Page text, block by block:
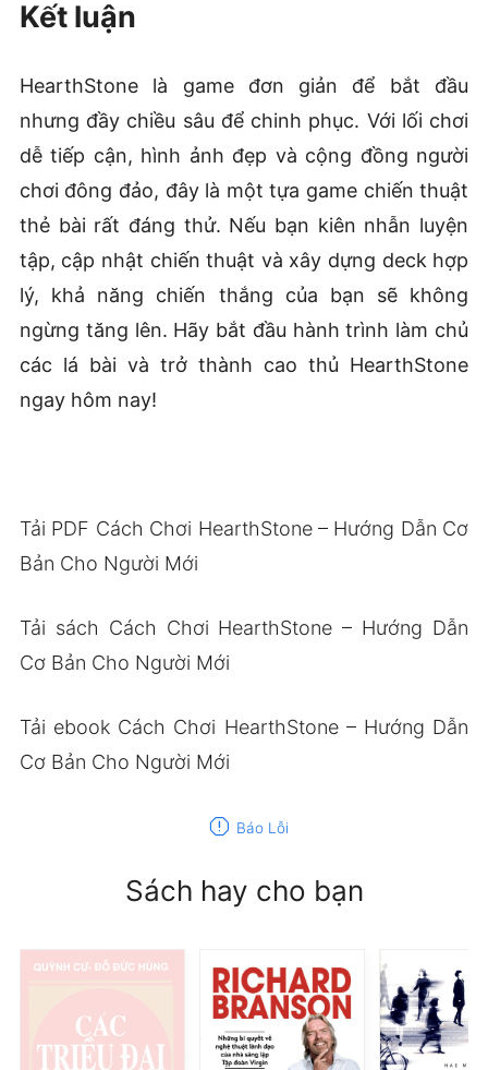
Kết luận
HearthStone là game đơn giản để bắt đầu
nhưng đầy chiều sâu để chinh phục. Với lối chơi
dễ tiếp cận, hình ảnh đẹp và cộng đồng người
chơi đông đảo, đây là một tựa game chiến thuật
thẻ bài rất đáng thử. Nếu bạn kiên nhẫn luyện
tập, cập nhật chiến thuật và xây dựng deck hợp
lý, khả năng chiến thắng của bạn sẽ không
ngừng tăng lên. Hãy bắt đầu hành trình làm chủ
các lá bài và trở thành cao thủ HearthStone
ngay hôm nay!
Tải PDF Cách Chơi HearthStone – Hướng Dẫn Cơ
Bản Cho Người Mới
Tải sách Cách Chơi HearthStone – Hướng Dẫn
Cơ Bản Cho Người Mới
Tải ebook Cách Chơi HearthStone – Hướng Dẫn
Cơ Bản Cho Người Mới
report Báo Lỗi
Sách hay cho bạn